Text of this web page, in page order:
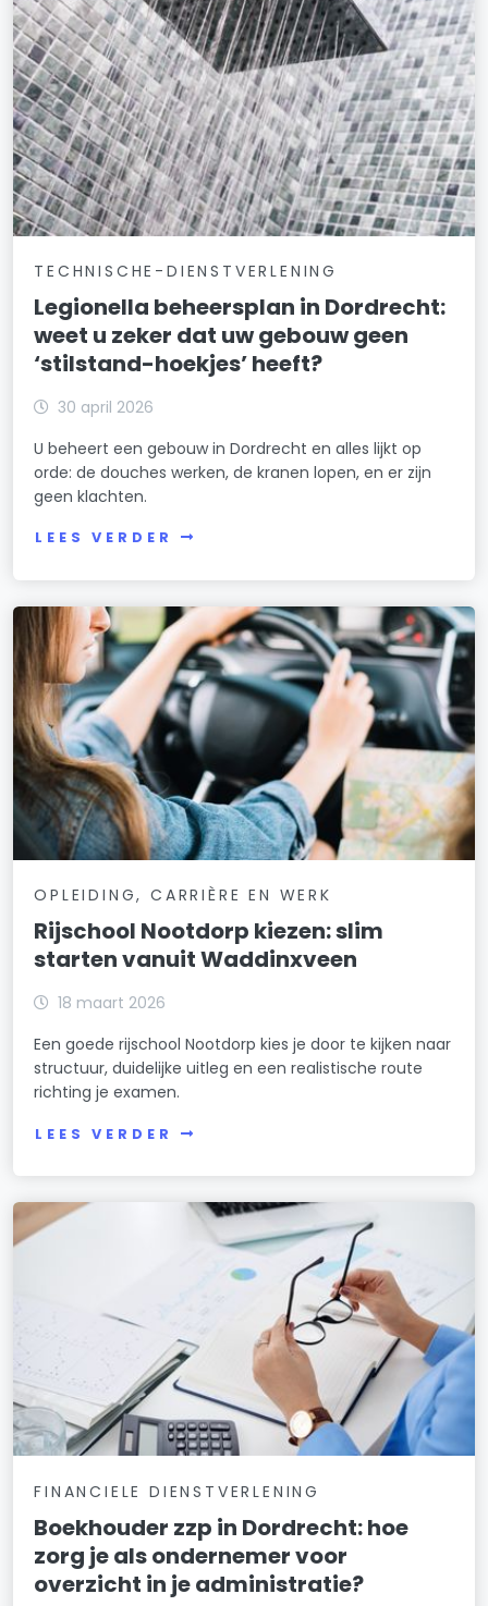
TECHNISCHE-DIENSTVERLENING
Legionella beheersplan in Dordrecht:
weet u zeker dat uw gebouw geen
‘stilstand-hoekjes’ heeft?
30 april 2026
U beheert een gebouw in Dordrecht en alles lijkt op
orde: de douches werken, de kranen lopen, en er zijn
geen klachten.
LEES VERDER
OPLEIDING, CARRIÈRE EN WERK
Rijschool Nootdorp kiezen: slim
starten vanuit Waddinxveen
18 maart 2026
Een goede rijschool Nootdorp kies je door te kijken naar
structuur, duidelijke uitleg en een realistische route
richting je examen.
LEES VERDER
FINANCIELE DIENSTVERLENING
Boekhouder zzp in Dordrecht: hoe
zorg je als ondernemer voor
overzicht in je administratie?